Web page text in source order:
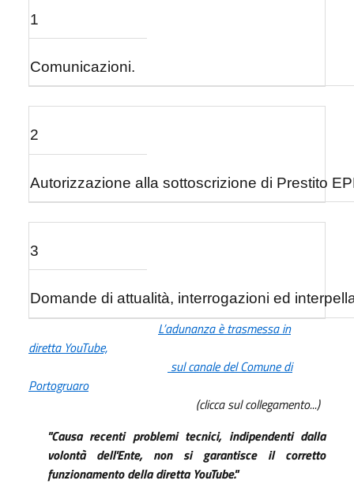
1
Comunicazioni.
2
Autorizzazione alla sottoscrizione di Prestito
3
Domande di attualità, interrogazioni ed
L’adunanza è trasmessa in
diretta YouTube,
sul canale delComune di
Portogruaro
(clicca sul collegamento...)
"Causa recenti problemi tecnici, indipendenti dalla
volontà dell'Ente, non si garantisce il corretto
funzionamento della diretta YouTube."